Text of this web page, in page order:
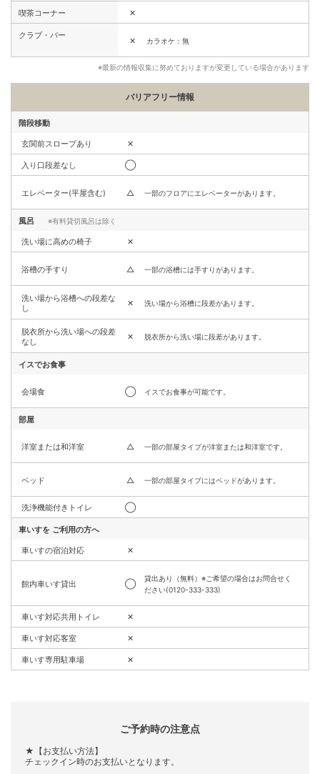
喫茶コーナー ✕
クラブ・バー
✕ カラオケ：無
※最新の情報収集に努めておりますが変更している場合があります
バリアフリー情報
階段移動
玄関前スロープあり ✕
入り口段差なし ◯
エレベーター(平屋含む) △ 一部のフロアにエレベーターがあります。
風呂 ※有料貸切風呂は除く
洗い場に高めの椅子 ✕
浴槽の手すり △ 一部の浴槽には手すりがあります。
洗い場から浴槽への段差な
し
✕ 洗い場から浴槽に段差があります。
脱衣所から洗い場への段差
なし
✕ 脱衣所から洗い場に段差があります。
イスでお食事
会場食 ◯ イスでお食事が可能です。
部屋
洋室または和洋室 △ 一部の部屋タイプが洋室または和洋室です。
ベッド △ 一部の部屋タイプにはベッドがあります。
洗浄機能付きトイレ ◯
車いすを ご利用の方へ
車いすの宿泊対応 ✕
館内車いす貸出 ◯
貸出あり（無料）※ご希望の場合はお問合せく
ださい(0120-333-333)
車いす対応共用トイレ ✕
車いす対応客室 ✕
車いす専用駐車場 ✕
ご予約時の注意点
★【お支払い方法】
チェックイン時のお支払いとなります。